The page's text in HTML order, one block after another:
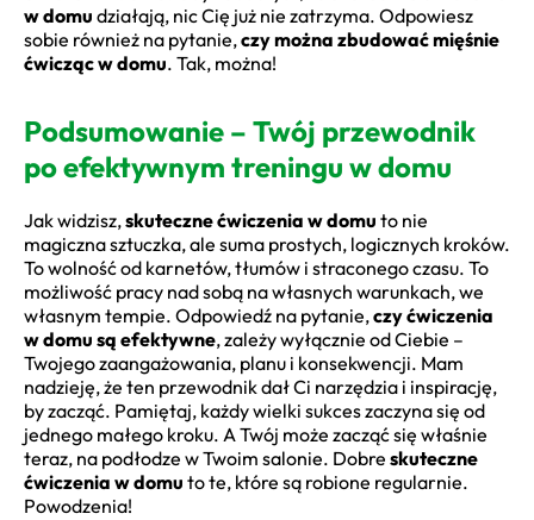
w domu działają, nic Cię już nie zatrzyma. Odpowiesz
sobie również na pytanie,czy można zbudować mięśnie
ćwicząc w domu. Tak, można!
Podsumowanie – Twój przewodnik
po efektywnym treningu w domu
Jak widzisz,skuteczne ćwiczenia w domu to nie
magiczna sztuczka, ale suma prostych, logicznych kroków.
To wolność od karnetów, tłumów i straconego czasu. To
możliwość pracy nad sobą na własnych warunkach, we
własnym tempie. Odpowiedź na pytanie,czy ćwiczenia
w domu są efektywne, zależy wyłącznie od Ciebie –
Twojego zaangażowania, planu i konsekwencji. Mam
nadzieję, że ten przewodnik dał Ci narzędzia i inspirację,
by zacząć. Pamiętaj, każdy wielki sukces zaczyna się od
jednego małego kroku. A Twój może zacząć się właśnie
teraz, na podłodze w Twoim salonie. Dobre skuteczne
ćwiczenia w domu to te, które są robione regularnie.
Powodzenia!